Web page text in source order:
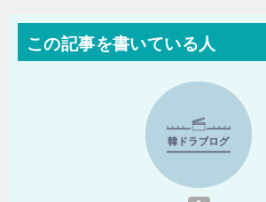
この記事を書いている人